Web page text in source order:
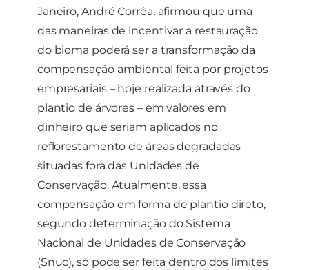
Janeiro, André Corrêa, afirmou que uma
das maneiras de incentivar a restauração
do bioma poderá ser a transformação da
compensação ambiental feita por projetos
empresariais – hoje realizada através do
plantio de árvores – em valores em
dinheiro que seriam aplicados no
reflorestamento de áreas degradadas
situadas fora das Unidades de
Conservação. Atualmente, essa
compensação em forma de plantio direto,
segundo determinação do Sistema
Nacional de Unidades de Conservação
(Snuc), só pode ser feita dentro dos limites